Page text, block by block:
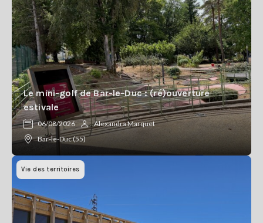
Le mini-golf de Bar-le-Duc : (ré)ouverture
estivale
06/08/2026
Alexandra Marquet
Bar-le-Duc (55)
Vie des territoires